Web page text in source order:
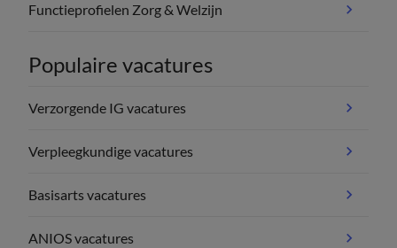
Functieprofielen Zorg & Welzijn
Populaire vacatures
Verzorgende IG vacatures
Verpleegkundige vacatures
Basisarts vacatures
ANIOS vacatures